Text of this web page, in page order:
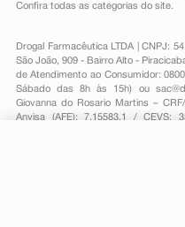
Confira todas as categorias do site.
Drogal Farmacêutica LTDA | CNPJ:
São João, 909 - Bairro Alto -
de Atendimento ao Consumidor:
Sábado das 8h às 15h) ou
Giovanna do Rosario Martins –
Anvisa (AFE): 7.15583.1 / CEVS: